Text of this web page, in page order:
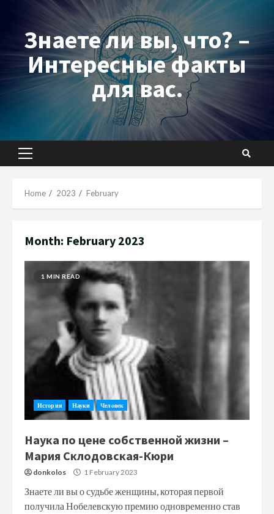
contentЗнаете ли вы, что? –
Интересные факты
для вас.
Primary
Home 2023 February
Month: February 2023
1 MIN READ
История Науки Человек
Наука по цене собственной жизни –
Мария Склодовская-Кюри
donkolos 1 February 2023
Знаете ли вы о судьбе женщины, которая первой
получила Нобелевскую премию одновременно став